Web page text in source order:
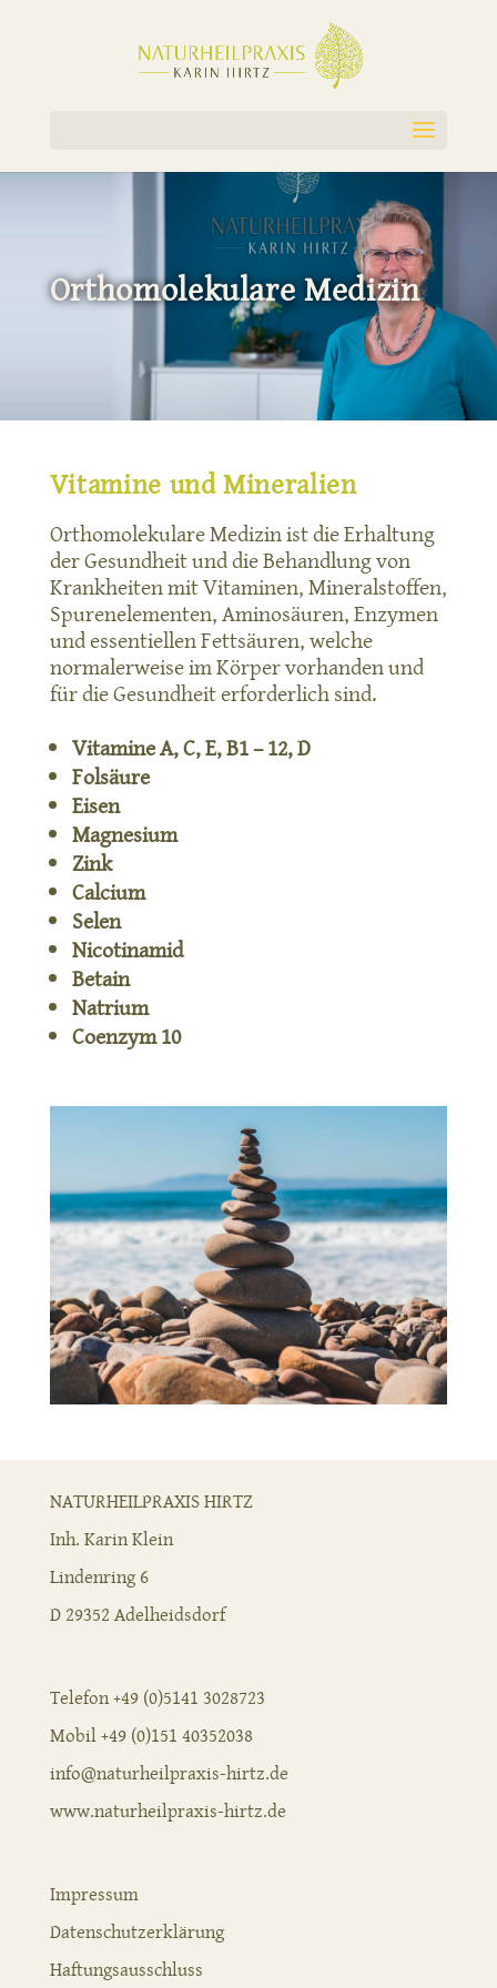
Orthomolekulare Medizin
Vitamine und Mineralien
Orthomolekulare Medizin ist die Erhaltung
der Gesundheit und die Behandlung von
Krankheiten mit Vitaminen, Mineralstoffen,
Spurenelementen, Aminosäuren, Enzymen
und essentiellen Fettsäuren, welche
normalerweise im Körper vorhanden und
für die Gesundheit erforderlich sind.
Vitamine A, C, E, B1 – 12, D
Folsäure
Eisen
Magnesium
Zink
Calcium
Selen
Nicotinamid
Betain
Natrium
Coenzym 10
NATURHEILPRAXIS HIRTZ
Inh. Karin Klein
Lindenring 6
D 29352 Adelheidsdorf
Telefon +49 (0)5141 3028723
Mobil +49 (0)151 40352038
info@naturheilpraxis-hirtz.de
www.naturheilpraxis-hirtz.de
Impressum
Datenschutzerklärung
Haftungsausschluss